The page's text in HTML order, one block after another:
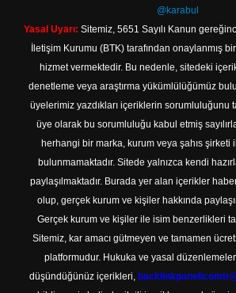
@karabul
Yasal Uyarı: Sitemiz, 5651 Sayılı Kanun
İletişim Kurumu (BTK) tarafından onaylanmış
hizmet vermektedir. Bu nedenle, sitedeki
denetleme veya araştırma yükümlülüğümüz
üyelerimiz yazdıkları içeriklerin sorumluluğunu
üye olarak bu sorumluluğu kabul etmiş
herhangi bir marka, kurum veya şahıs şirketi
bulunmamaktadır. Sitede yalnızca kendi
paylaşılmaktadır. Burada yer alan içerikler
olup, gerçek kurum ve kişiler hakkında
Gerçek kurum ve kişiler ile isim benzerlikleri
Sitemiz, kar amacı gütmeyen ve tamamen
platformudur. Hukuka ve yasal
düşündüğünüz içerikleri,